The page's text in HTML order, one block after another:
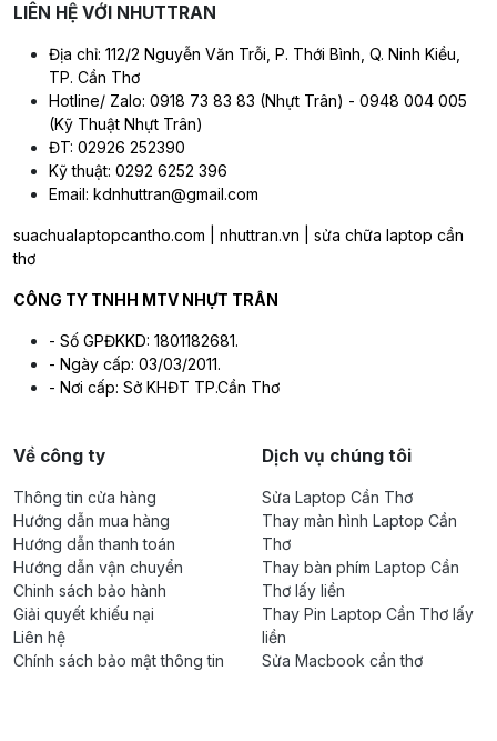
LIÊN HỆ VỚI NHUTTRAN
Địa chỉ: 112/2 Nguyễn Văn Trỗi, P. Thới Bình, Q. Ninh Kiều,
TP. Cần Thơ
Hotline/ Zalo: 0918 73 83 83 (Nhựt Trân) - 0948 004 005
(Kỹ Thuật Nhựt Trân)
ĐT: 02926 252390
Kỹ thuật: 0292 6252 396
Email: kdnhuttran@gmail.com
suachualaptopcantho.com | nhuttran.vn | sửa chữa laptop cần
thơ
CÔNG TY TNHH MTV NHỰT TRÂN
- Số GPĐKKD: 1801182681.
- Ngày cấp: 03/03/2011.
- Nơi cấp: Sở KHĐT TP.Cần Thơ
Về công ty
Thông tin cửa hàng
Hướng dẫn mua hàng
Hướng dẫn thanh toán
Hướng dẫn vận chuyển
Chinh sách bảo hành
Giải quyết khiếu nại
Liên hệ
Chính sách bảo mật thông tin
Dịch vụ chúng tôi
Sửa Laptop Cần Thơ
Thay màn hình Laptop Cần
Thơ
Thay bàn phím Laptop Cần
Thơ lấy liền
Thay Pin Laptop Cần Thơ lấy
liền
Sửa Macbook cần thơ